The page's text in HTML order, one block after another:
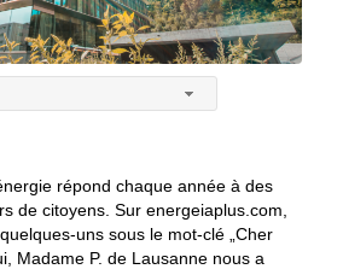
répond chaque année à des
de citoyens. Sur energeiaplus.com,
uns sous le mot-clé „Cher
Madame P. de Lausanne nous a